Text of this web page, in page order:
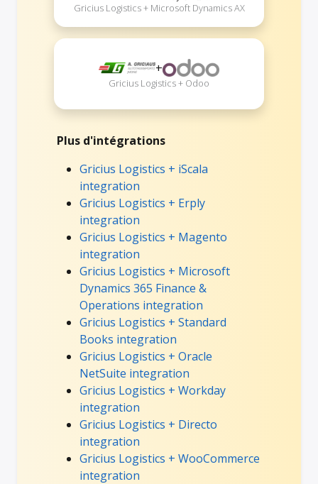
Gricius Logistics + Microsoft Dynamics AX
+
Gricius Logistics + Odoo
Plus d'intégrations
Gricius Logistics + iScala
integration
Gricius Logistics + Erply
integration
Gricius Logistics + Magento
integration
Gricius Logistics + Microsoft
Dynamics 365 Finance &
Operations integration
Gricius Logistics + Standard
Books integration
Gricius Logistics + Oracle
NetSuite integration
Gricius Logistics + Workday
integration
Gricius Logistics + Directo
integration
Gricius Logistics + WooCommerce
integration